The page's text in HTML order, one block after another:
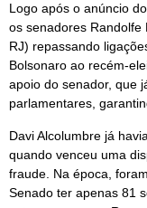
Logo após o anúncio
os senadores Randolfe
RJ) repassando
Bolsonaro ao recém-
apoio do senador, que
parlamentares,
Davi Alcolumbre já
quando venceu uma
fraude. Na época,
Senado ter apenas 81